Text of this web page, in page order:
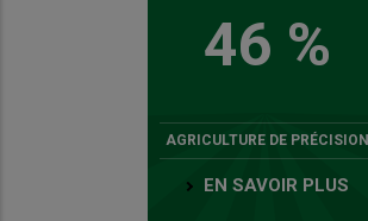
46 %
AGRICULTURE DE PRÉCISION
EN SAVOIR PLUS